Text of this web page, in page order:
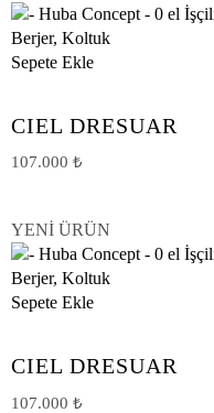
Sepete Ekle
CIEL DRESUAR
107.000 ₺
YENİ ÜRÜN
Sepete Ekle
CIEL DRESUAR
107.000 ₺